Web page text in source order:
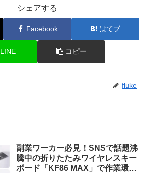
シェアする
Facebook はてブ
LINE コピー
fluke
副業ワーカー必見！SNSで話題沸
騰中の折りたたみワイヤレスキー
ボード「KF86 MAX」で作業環境